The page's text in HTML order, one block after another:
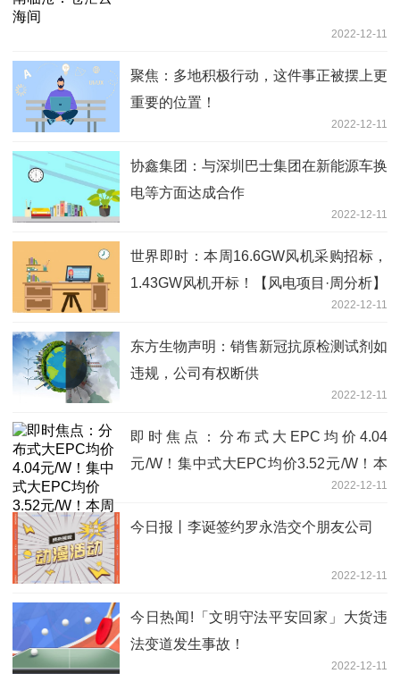
2022-12-11
聚焦：多地积极行动，这件事正被摆上更
重要的位置！
2022-12-11
协鑫集团：与深圳巴士集团在新能源车换
电等方面达成合作
2022-12-11
世界即时：本周16.6GW风机采购招标，
1.43GW风机开标！【风电项目·周分析】
2022-12-11
东方生物声明：销售新冠抗原检测试剂如
违规，公司有权断供
2022-12-11
即时焦点：分布式大EPC均价4.04
元/W！集中式大EPC均价3.52元/W！本
周7.1GW光伏招中标项目【项目·周分
析】
2022-12-11
今日报丨李诞签约罗永浩交个朋友公司
2022-12-11
今日热闻!「文明守法平安回家」大货违
法变道发生事故！
2022-12-11